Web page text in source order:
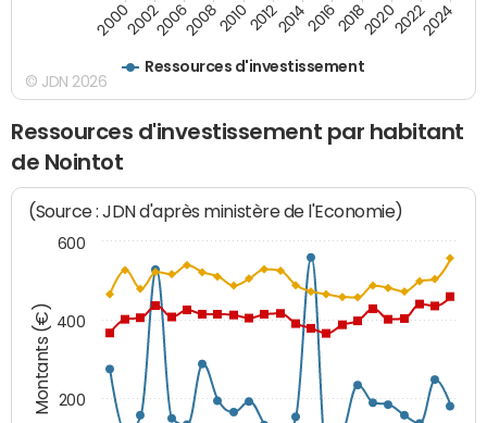
Ressources d'investissement
200020022006200820102012201420162018202020222024
© JDN 2026
Ressources d'investissement par habitant
de Nointot
Montants (€)
(Source : JDN d'après ministère de l'Economie)
200
400
600